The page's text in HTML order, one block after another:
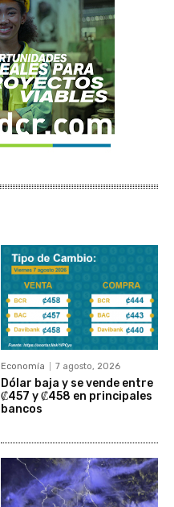
Economía 7 agosto, 2026
Dólar baja y se vende entre
₡457 y ₡458 en principales
bancos